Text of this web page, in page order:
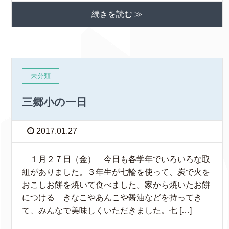
続きを読む ≫
未分類
三郷小の一日
2017.01.27
１月２７日（金） 今日も各学年でいろいろな取
組がありました。３年生が七輪を使って、炭で火を
おこしお餅を焼いて食べました。家から焼いたお餅
につける きなこやあんこや醤油などを持ってき
て、みんなで美味しくいただきました。七 […]